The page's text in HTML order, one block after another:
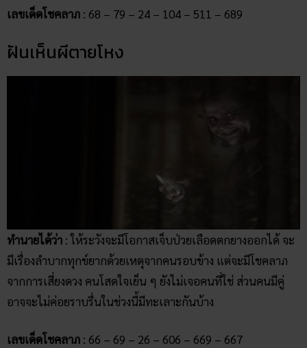
เลขเด็ดโชคลาภ : 68 – 79 – 24 – 104 – 511 – 689
ฝันเห็นผีตายโหง
ทำนายได้ว่า : ให้ระวังจะมีโอกาสเจ็บป่วยเลือดตกยางออกได้ จะ
มีเรื่องลำบากทุกข์ยากด้วยเหตุจากคนรอบข้าง แต่จะมีโชคลาภ
จากการเสี่ยงดวง คนโสดใจเย็น ๆ ยังไม่เจอคนที่ใช่ ส่วนคนมีคู่
อาจจะไม่ค่อยราบรื่นในช่วงนี้มีทะเลาะกันบ้าง
เลขเด็ดโชคลาภ : 66 – 69 – 26 – 606 – 669 – 667